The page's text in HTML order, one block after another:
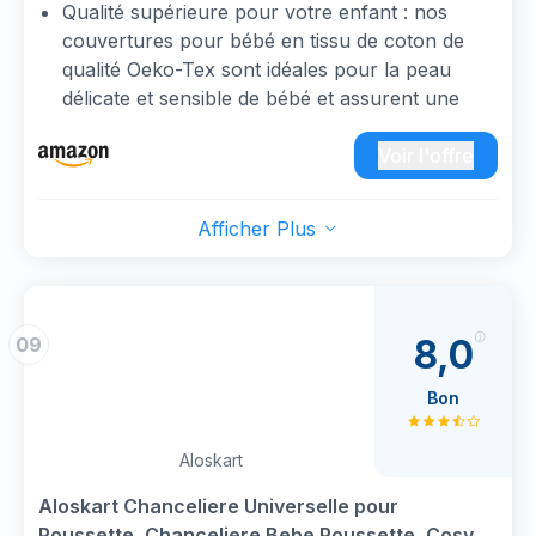
doublure pour la tête et jolies oreilles d’ourson,
parfait pour filles et garçons, idée cadeau ou
pour la valise maternité
Qualité supérieure pour votre enfant : nos
couvertures pour bébé en tissu de coton de
qualité Oeko-Tex sont idéales pour la peau
délicate et sensible de bébé et assurent une
chaleur agréable et une bonne circulation de
l'air. La matière de haute qualité et la finition
exquise garantissent que les couleurs de la
que la surface ne s'use pas même après de
Couverture bébé double face : la couverture
pour bébé offre à votre enfant deux sensations
confortables. Un côté 100 % coton est non
respirant, mais confère également de la
légèreté à la couverture pour bébé. L'autre
côté est fabriqué en peluche douce (Minky) qui
Afficher Plus
09
Aloskart
Aloskart Chanceliere Universelle pour
8,0
Bon